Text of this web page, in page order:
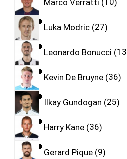
Marco Verratti 10
Luka Modric 27
Leonardo Bonucci 13
Kevin De Bruyne 36
Ilkay Gundogan 25
Harry Kane 36
Gerard Pique 9